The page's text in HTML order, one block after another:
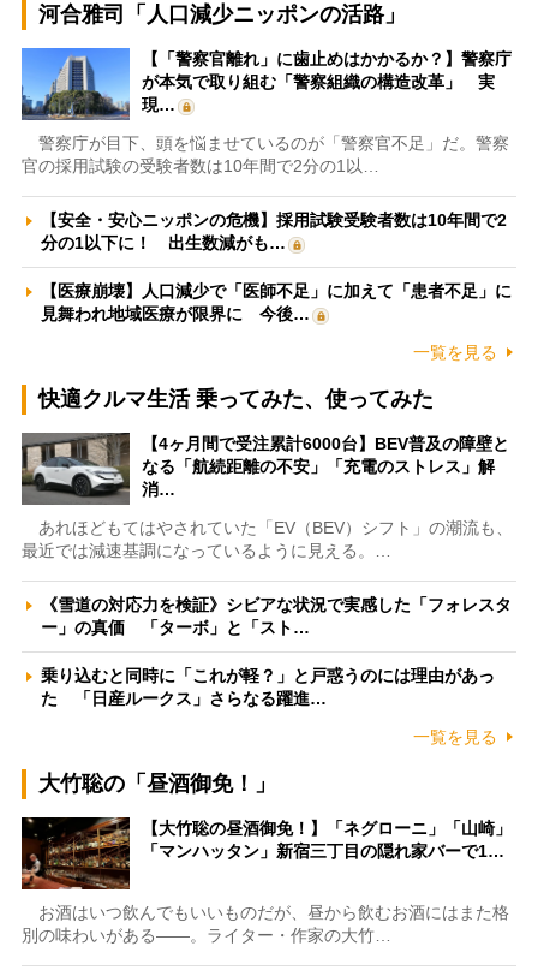
河合雅司「人口減少ニッポンの活路」
【「警察官離れ」に歯止めはかかるか？】警察庁
が本気で取り組む「警察組織の構造改革」 実
現…
警察庁が目下、頭を悩ませているのが「警察官不足」だ。警察
官の採用試験の受験者数は10年間で2分の1以…
【安全・安心ニッポンの危機】採用試験受験者数は10年間で2
分の1以下に！ 出生数減がも…
【医療崩壊】人口減少で「医師不足」に加えて「患者不足」に
見舞われ地域医療が限界に 今後…
一覧を見る
快適クルマ生活 乗ってみた、使ってみた
【4ヶ月間で受注累計6000台】BEV普及の障壁と
なる「航続距離の不安」「充電のストレス」解
消…
あれほどもてはやされていた「EV（BEV）シフト」の潮流も、
最近では減速基調になっているように見える。…
《雪道の対応力を検証》シビアな状況で実感した「フォレスタ
ー」の真価 「ターボ」と「スト…
乗り込むと同時に「これが軽？」と戸惑うのには理由があっ
た 「日産ルークス」さらなる躍進…
一覧を見る
大竹聡の「昼酒御免！」
【大竹聡の昼酒御免！】「ネグローニ」「山崎」
「マンハッタン」新宿三丁目の隠れ家バーで1…
お酒はいつ飲んでもいいものだが、昼から飲むお酒にはまた格
別の味わいがある――。ライター・作家の大竹…